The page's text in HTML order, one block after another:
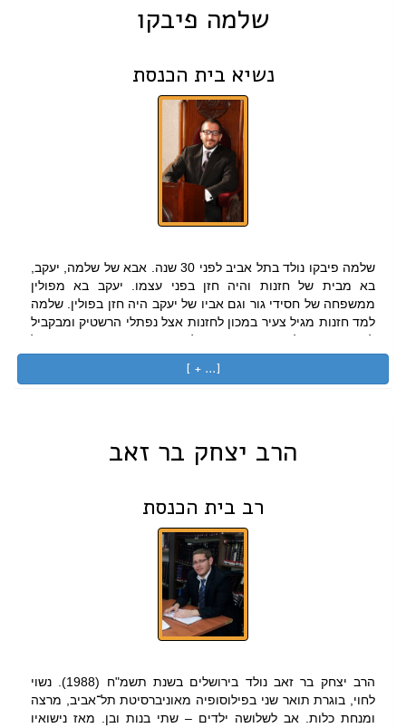
שלמה פיבקו
נשיא בית הכנסת
שלמה פיבקו נולד בתל אביב לפני 30 שנה. אבא של שלמה, יעקב,
בא מבית של חזנות והיה חזן בפני עצמו. יעקב בא מפולין
ממשפחה של חסידי גור וגם אביו של יעקב היה חזן בפולין. שלמה
למד חזנות מגיל צעיר במכון לחזנות אצל נפתלי הרשטיק ומבקביל
למד פיתוח קול וקריאת תווים אצל המורה האגדי צבי כספי מתל
אביב. כמו כן, למד שלמה אצל ישראל רנד בבי"ס לחזנות פתח
הגדול בבית ים, ולפני כן כחזן בי"כ ישראל הצעיר ברמת גן
שלמה פיבקו הופיע ברחבי העולם כחזן וזמר בקונצרטים ובבתי
תזמורת משטרת ישראל באירועים ממלכתיים, טקסי זיכרון, וערבי
שיטרה מטעם המשטרה והמשרד לביטחון פנים, וכן באירועים
בחודש יוני 2014, עם פרישתו של נשיא בית הכנסת יצחק נאמן,
נבחר פה אחד ע"י חברי הנהלת בית הכנסת לשמש כיו"ר ההנהלה
ונשיא בית הכנסת, ע"מ להצעיד את בית הכנסת קדימה, להנגיש
[... + ]
הרב יצחק בר זאב
רב בית הכנסת
הרב יצחק בר זאב נולד בירושלים בשנת תשמ"ח (1988). נשוי
לחוי, בוגרת תואר שני בפילוסופיה מאוניברסיטת תל־אביב, מרצה
ומנחת כלות. אב לשלושה ילדים – שתי בנות ובן. מאז נישואיו